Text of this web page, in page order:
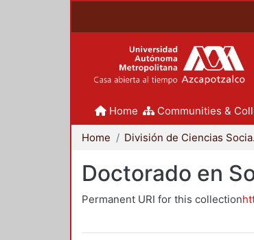
Home Communities &
Home
Doctorado en
Permanent URI for this collection